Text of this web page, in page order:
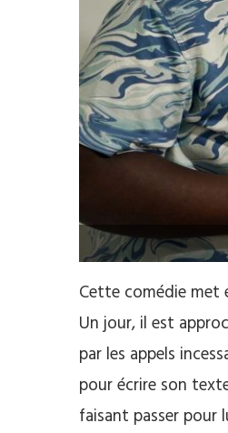
Cette comédie met
Un jour, il est
par les appels
pour écrire son
faisant passer pour